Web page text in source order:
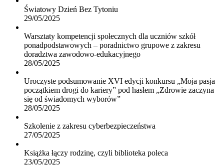
Światowy Dzień Bez Tytoniu
29/05/2025
Warsztaty kompetencji społecznych dla uczniów szkół
ponadpodstawowych – poradnictwo grupowe z zakresu
doradztwa zawodowo-edukacyjnego
28/05/2025
Uroczyste podsumowanie XVI edycji konkursu „Moja pasja
początkiem drogi do kariery” pod hasłem „Zdrowie zaczyna
się od świadomych wyborów”
28/05/2025
Szkolenie z zakresu cyberbezpieczeństwa
27/05/2025
Książka łączy rodzinę, czyli biblioteka poleca
23/05/2025